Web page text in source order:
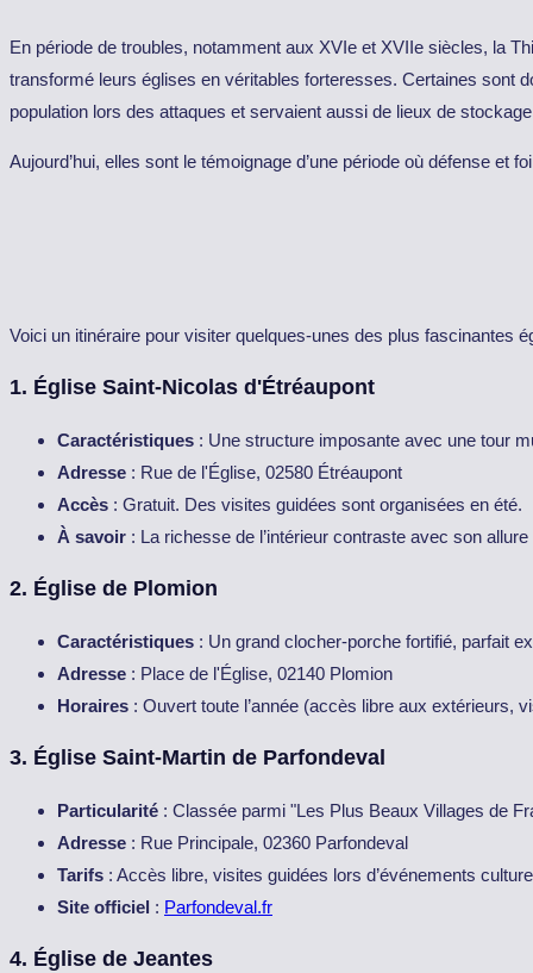
En période de troubles, notamment aux XVIe et XVIIe siècles, la
transformé leurs églises en véritables forteresses. Certaines sont
population lors des attaques et servaient aussi de lieux de
Aujourd’hui, elles sont le témoignage d’une période où défense et
Voici un itinéraire pour visiter quelques-unes des plus fascinantes
1. Église Saint-Nicolas d'Étréaupont
Caractéristiques : Une structure imposante avec une tour
Adresse : Rue de l'Église, 02580 Étréaupont
Accès : Gratuit. Des visites guidées sont organisées en été.
À savoir : La richesse de l’intérieur contraste avec son
2. Église de Plomion
Caractéristiques : Un grand clocher-porche fortifié, parfait
Adresse : Place de l'Église, 02140 Plomion
Horaires : Ouvert toute l’année (accès libre aux extérieurs,
3. Église Saint-Martin de Parfondeval
Particularité : Classée parmi "Les Plus Beaux Villages de
Adresse : Rue Principale, 02360 Parfondeval
Tarifs : Accès libre, visites guidées lors d’événements
Site officiel : Parfondeval.fr
4. Église de Jeantes